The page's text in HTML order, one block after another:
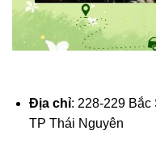
Địa chỉ: 228-229
TP Thái Nguyên